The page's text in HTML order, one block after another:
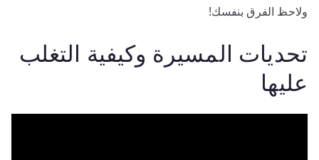
ولاحظ الفرق بنفسك!
تحديات المسيرة وكيفية التغلب
عليها